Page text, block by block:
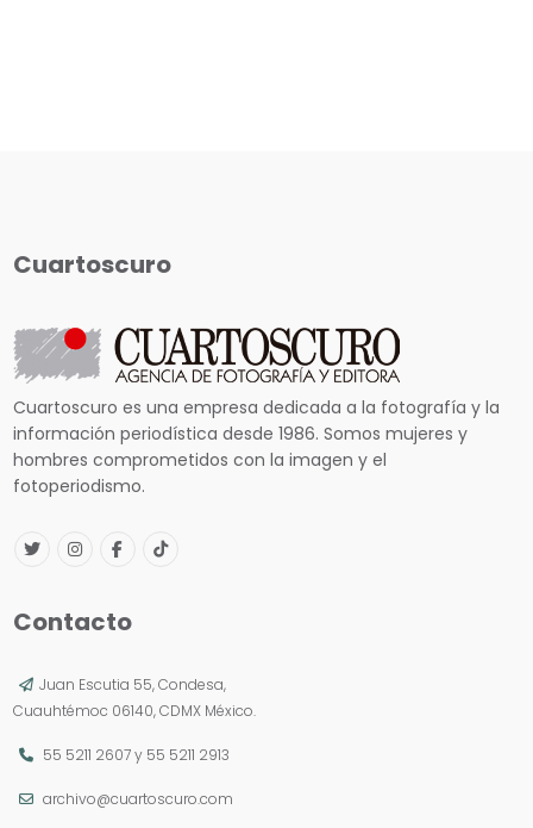
Cuartoscuro
Cuartoscuro es una empresa dedicada a la fotografía y la
información periodística desde 1986. Somos mujeres y
hombres comprometidos con la imagen y el
fotoperiodismo.
Contacto
Juan Escutia 55, Condesa,
Cuauhtémoc 06140, CDMX México.
55 5211 2607y 55 5211 2913
archivo@cuartoscuro.com